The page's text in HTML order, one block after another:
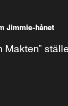
Jimmie-hånet
Makten”